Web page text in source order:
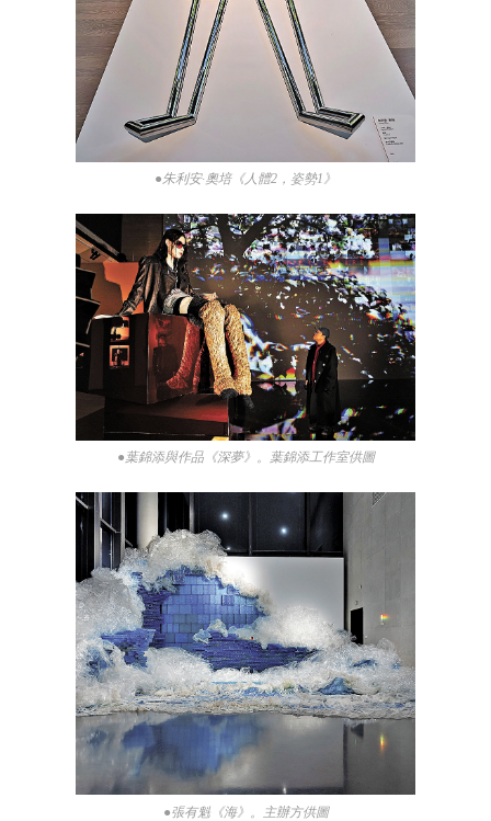
●朱利安·奧培《人體2，姿勢1》
●葉錦添與作品《深夢》。葉錦添工作室供圖
●張有魁《海》。主辦方供圖